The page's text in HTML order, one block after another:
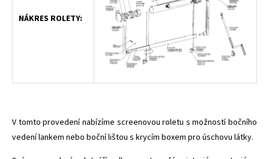
NÁKRES ROLETY:
V tomto provedení nabízíme screenovou roletu s možností bočního
vedení lankem nebo boční lištou s krycím boxem pro úschovu látky.